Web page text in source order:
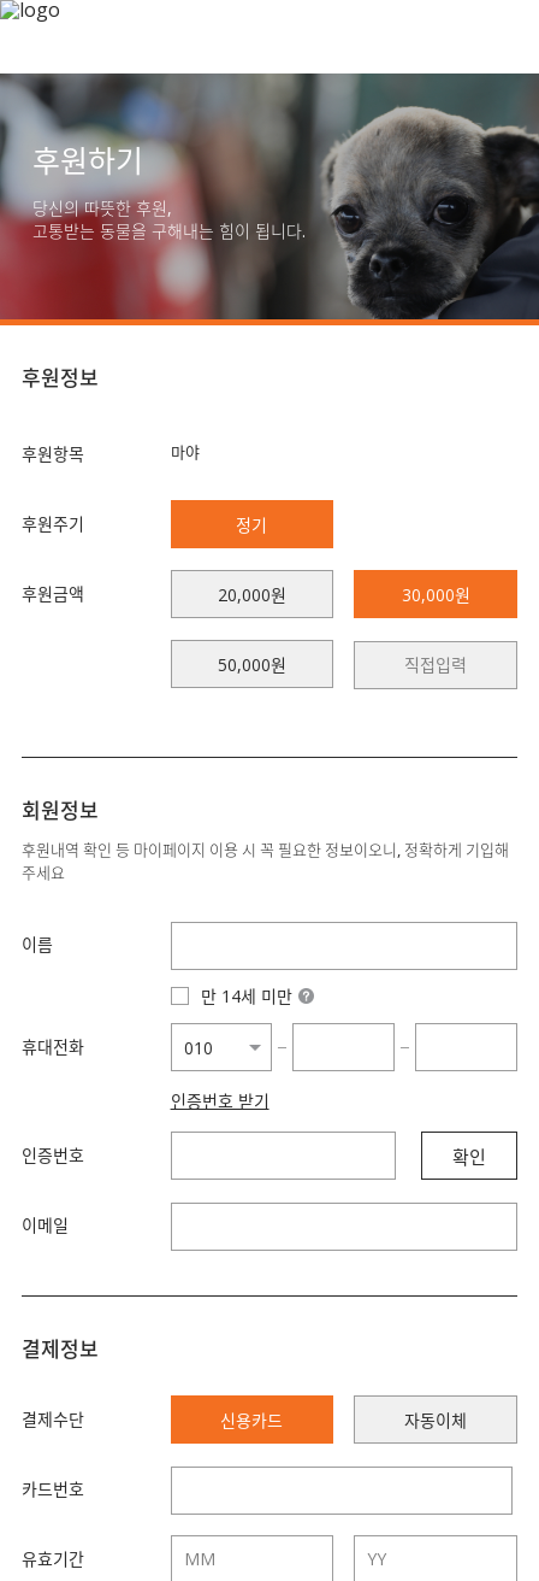
후원하기
당신의 따뜻한 후원,
고통받는 동물을 구해내는 힘이 됩니다.
후원정보
후원항목 마야
후원주기 정기
후원금액 20,000원 30,000원
50,000원
회원정보
후원내역 확인 등 마이페이지 이용 시 꼭 필요한 정보이오니, 정확하게 기입해
주세요
이름
만 14세 미만
휴대전화 − −
인증번호 받기
인증번호 확인
이메일
결제정보
결제수단 신용카드 자동이체
카드번호
유효기간